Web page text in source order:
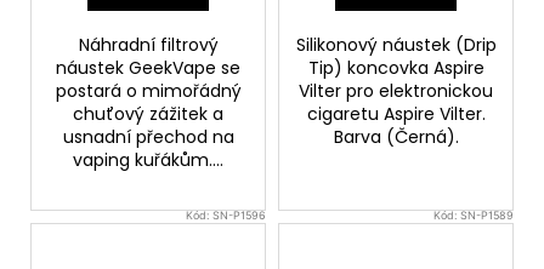
Náhradní filtrový
náustek GeekVape se
postará o mimořádný
chuťový zážitek a
usnadní přechod na
vaping kuřákům....
Silikonový náustek (Drip
Tip) koncovka Aspire
Vilter pro elektronickou
cigaretu Aspire Vilter.
Barva (Černá).
Kód:SN-P1596 Kód:SN-P1589